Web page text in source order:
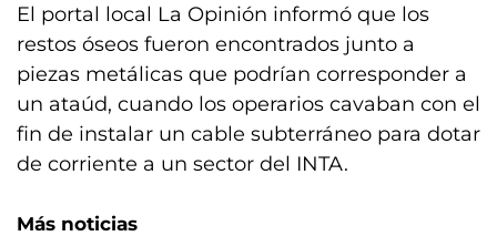
El portal local La Opinión informó que los
restos óseos fueron encontrados junto a
piezas metálicas que podrían corresponder a
un ataúd, cuando los operarios cavaban con el
fin de instalar un cable subterráneo para dotar
de corriente a un sector del INTA.
Más noticias